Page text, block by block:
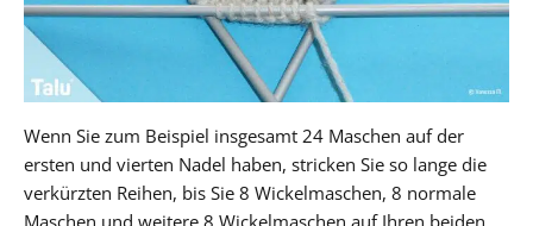
Wenn Sie zum Beispiel insgesamt 24 Maschen auf der
ersten und vierten Nadel haben, stricken Sie so lange die
verkürzten Reihen, bis Sie 8 Wickelmaschen, 8 normale
Maschen und weitere 8 Wickelmaschen auf Ihren beiden